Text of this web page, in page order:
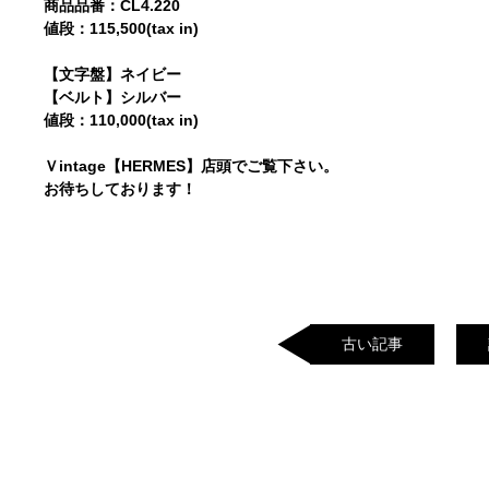
商品品番：CL4.220
値段：115,500(tax in)
【文字盤】ネイビー
【ベルト】シルバー
値段：110,000(tax in)
Ｖintage【HERMES】店頭でご覧下さい。
お待ちしております！
古い記事